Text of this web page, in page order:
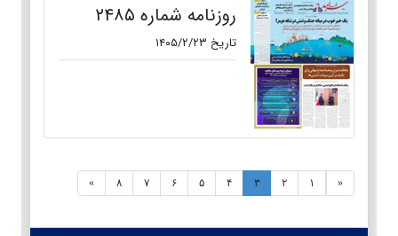
روزنامه شماره ۲۴۸۵
تاریخ ۱۴۰۵/۲/۲۳
« ۱ ۲ ۳ ۴ ۵ ۶ ۷ ۸ »